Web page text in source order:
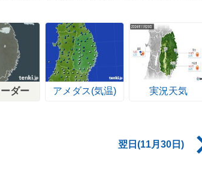
ダー アメダス(気温) 実況天気
翌日(11月30日)